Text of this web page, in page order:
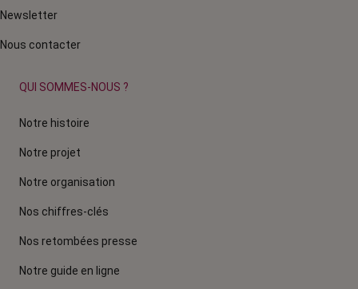
Newsletter
Nous contacter
QUI SOMMES-NOUS ?
Notre histoire
Notre projet
Notre organisation
Nos chiffres-clés
Nos retombées presse
Notre guide en ligne